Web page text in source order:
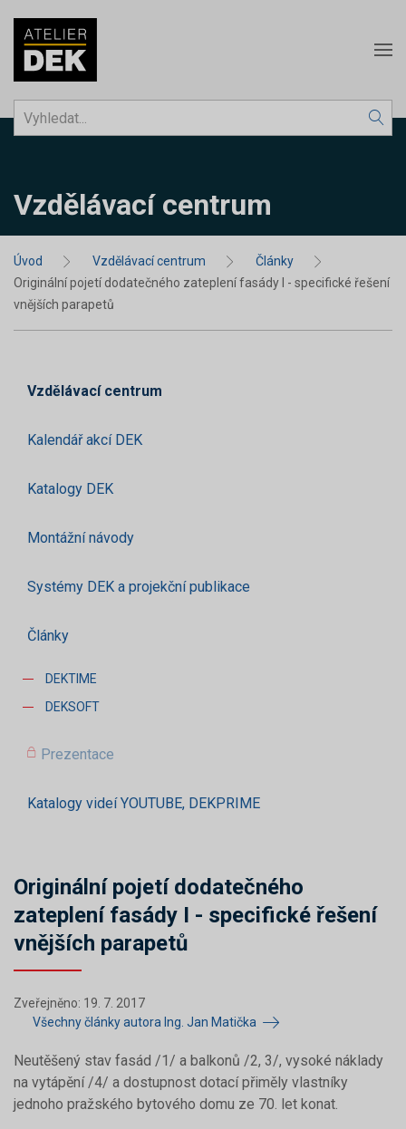
Vzdělávací centrum
Úvod Vzdělávací centrum
Články
Originální pojetí dodatečného zateplení fasády I - specifické řešení
vnějších parapetů
Vzdělávací centrum
Kalendář akcí DEK
Katalogy DEK
Montážní návody
Systémy DEK a projekční publikace
Články
DEKTIME
DEKSOFT
Prezentace
Katalogy videí YOUTUBE, DEKPRIME
Originální pojetí dodatečného
zateplení fasády I - specifické řešení
vnějších parapetů
Zveřejněno: 19. 7. 2017
Všechny články autora Ing. Jan Matička
Neutěšený stav fasád /1/ a balkonů /2, 3/, vysoké náklady
na vytápění /4/ a dostupnost dotací přiměly vlastníky
jednoho pražského bytového domu ze 70. let konat.